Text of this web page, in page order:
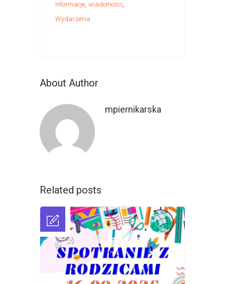
Informacje, wiadomości,
Wydarzenia
About Author
mpiernikarska
Related posts